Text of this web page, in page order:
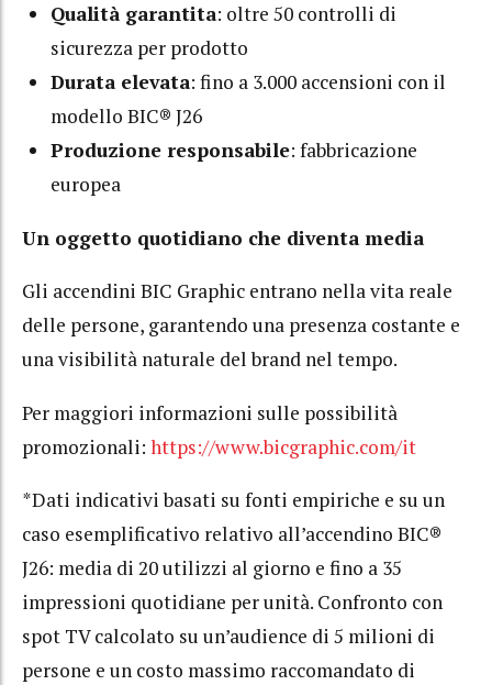
Qualità garantita: oltre 50 controlli di
sicurezza per prodotto
Durata elevata: fino a 3.000 accensioni con il
modello BIC® J26
Produzione responsabile: fabbricazione
europea
Un oggetto quotidiano che diventa media
Gli accendini BIC Graphic entrano nella vita reale
delle persone, garantendo una presenza costante e
una visibilità naturale del brand nel tempo.
Per maggiori informazioni sulle possibilità
promozionali: https://www.bicgraphic.com/it
*Dati indicativi basati su fonti empiriche e su un
caso esemplificativo relativo all’accendino BIC®
J26: media di 20 utilizzi al giorno e fino a 35
impressioni quotidiane per unità. Confronto con
spot TV calcolato su un’audience di 5 milioni di
persone e un costo massimo raccomandato di